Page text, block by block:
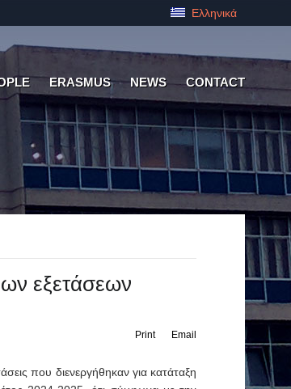
Ελληνικά
ERASMUS NEWS CONTACT
εξετάσεων
Email
Print
που διενεργήθηκαν για κατάταξη